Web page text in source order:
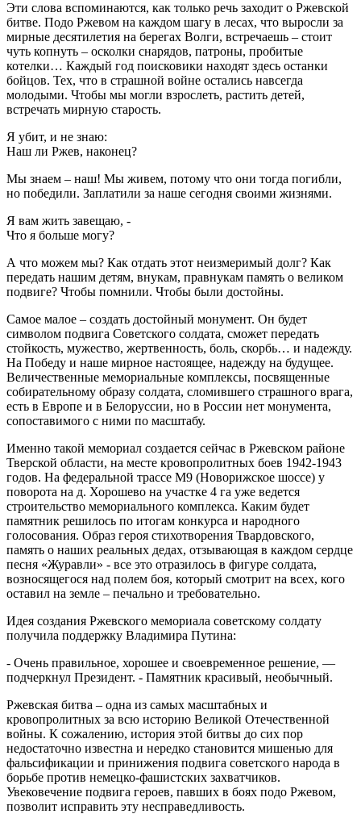
Эти слова вспоминаются, как только речь заходит о Ржевской
битве. Подо Ржевом на каждом шагу в лесах, что выросли за
мирные десятилетия на берегах Волги, встречаешь – стоит
чуть копнуть – осколки снарядов, патроны, пробитые
котелки… Каждый год поисковики находят здесь останки
бойцов. Тех, что в страшной войне остались навсегда
молодыми. Чтобы мы могли взрослеть, растить детей,
встречать мирную старость.
Я убит, и не знаю:
Наш ли Ржев, наконец?
Мы знаем – наш! Мы живем, потому что они тогда погибли,
но победили. Заплатили за наше сегодня своими жизнями.
Я вам жить завещаю, -
Что я больше могу?
А что можем мы? Как отдать этот неизмеримый долг? Как
передать нашим детям, внукам, правнукам память о великом
подвиге? Чтобы помнили. Чтобы были достойны.
Самое малое – создать достойный монумент. Он будет
символом подвига Советского солдата, сможет передать
стойкость, мужество, жертвенность, боль, скорбь… и надежду.
На Победу и наше мирное настоящее, надежду на будущее.
Величественные мемориальные комплексы, посвященные
собирательному образу солдата, сломившего страшного врага,
есть в Европе и в Белоруссии, но в России нет монумента,
сопоставимого с ними по масштабу.
Именно такой мемориал создается сейчас в Ржевском районе
Тверской области, на месте кровопролитных боев 1942-1943
годов. На федеральной трассе М9 (Новорижское шоссе) у
поворота на д. Хорошево на участке 4 га уже ведется
строительство мемориального комплекса. Каким будет
памятник решилось по итогам конкурса и народного
голосования. Образ героя стихотворения Твардовского,
память о наших реальных дедах, отзывающая в каждом сердце
песня «Журавли» - все это отразилось в фигуре солдата,
возносящегося над полем боя, который смотрит на всех, кого
оставил на земле – печально и требовательно.
Идея создания Ржевского мемориала советскому солдату
получила поддержку Владимира Путина:
- Очень правильное, хорошее и своевременное решение, —
подчеркнул Президент. - Памятник красивый, необычный.
Ржевская битва – одна из самых масштабных и
кровопролитных за всю историю Великой Отечественной
войны. К сожалению, история этой битвы до сих пор
недостаточно известна и нередко становится мишенью для
фальсификации и принижения подвига советского народа в
борьбе против немецко-фашистских захватчиков.
Увековечение подвига героев, павших в боях подо Ржевом,
позволит исправить эту несправедливость.